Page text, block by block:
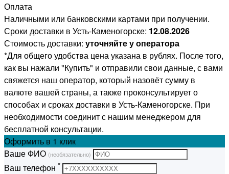
Оплата
Наличными или банковскими картами при получении.
Сроки доставки в Усть-Каменогорске: 12.08.2026
Стоимость доставки: уточняйте у оператора
*Для общего удобства цена указана в рублях. После того,
как вы нажали "Купить" и отправили свои данные, с вами
свяжется наш оператор, который назовёт сумму в
валюте вашей страны, а также проконсультирует о
способах и сроках доставки в Усть-Каменогорске. При
необходимости соединит с нашим менеджером для
бесплатной консультации.
Оформить в 1 клик
Ваше ФИО (необязательно)
Ваш телефон *